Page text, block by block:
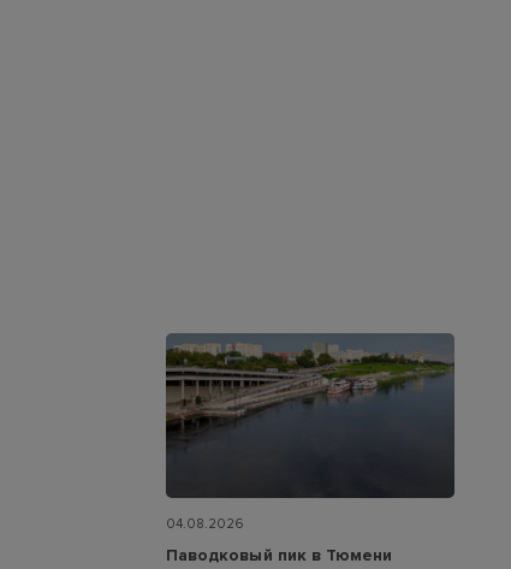
04.08.2026
Паводковый пик в Тюмени